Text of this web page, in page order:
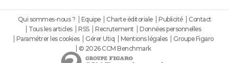
Qui sommes-nous ? Equipe Charte éditoriale Publicité
Contact
Tous les articles
RSS Recrutement
Données personnelles
Paramétrer les cookies
Gérer Utiq Mentions légales
Groupe Figaro
© 2026 CCM Benchmark